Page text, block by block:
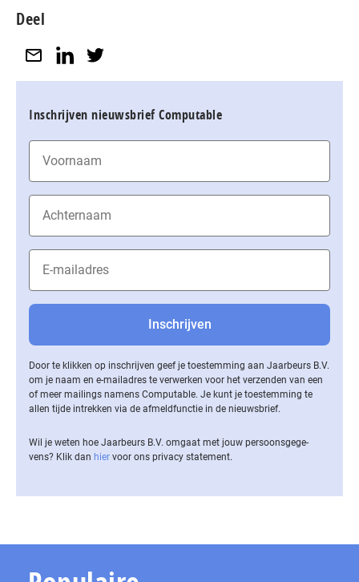
Deel
Inschrijven nieuwsbrief Computable
Door te klikken op inschrijven geef je toestemming aan Jaarbeurs B.V.
om je naam en e-mailadres te verwerken voor het verzenden van een
of meer mailings namens Computable. Je kunt je toestemming te
allen tijde intrekken via de af­meld­func­tie in de nieuwsbrief.
Wil je weten hoe Jaarbeurs B.V. omgaat met jouw per­soons­ge­ge­
vens? Klik dan hier voor ons privacy statement.